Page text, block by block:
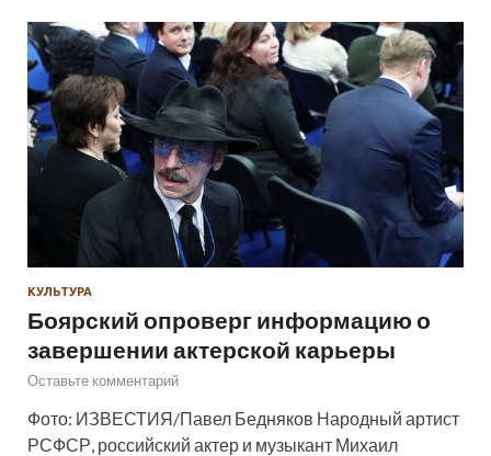
КУЛЬТУРА
Боярский опроверг информацию о
завершении актерской карьеры
Оставьте комментарий
Фото: ИЗВЕСТИЯ/Павел Бедняков Народный артист
РСФСР, российский актер и музыкант Михаил